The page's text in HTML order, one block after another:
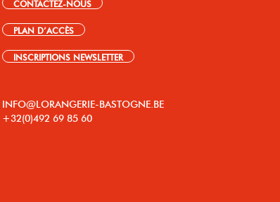
CONTACTEZ-NOUS
PLAN D’ACCÈS
INSCRIPTIONS NEWSLETTER
INFO@LORANGERIE-BASTOGNE.BE
+32(0)492 69 85 60